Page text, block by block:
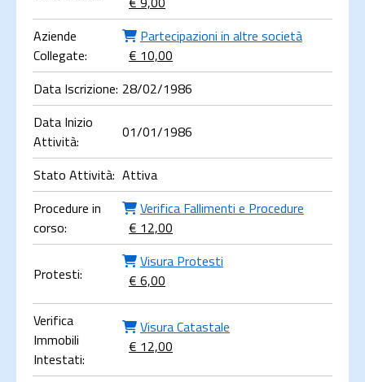
Aziende
Collegate:
Partecipazioni in altre società
€ 10,00
Data Iscrizione: 28/02/1986
Data Inizio
Attività:
01/01/1986
Stato Attività: Attiva
Procedure in
corso:
Verifica Fallimenti e Procedure
€ 12,00
Protesti:
Visura Protesti
€ 6,00
Verifica
Immobili
Intestati:
Visura Catastale
€ 12,00